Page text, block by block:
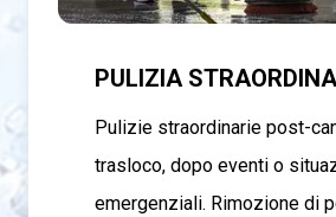
PULIZIA
Pulizie straordinarie post-
trasloco, dopo eventi o
emergenziali. Rimozione di